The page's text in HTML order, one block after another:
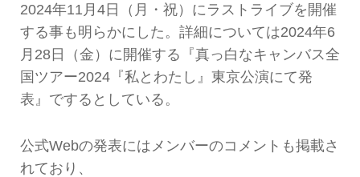
2024年11月4日（月・祝）にラストライブを開催
する事も明らかにした。詳細については2024年6
月28日（金）に開催する『真っ白なキャンバス全
国ツアー2024『私とわたし』東京公演にて発
表』でするとしている。
公式Webの発表にはメンバーのコメントも掲載さ
れており、